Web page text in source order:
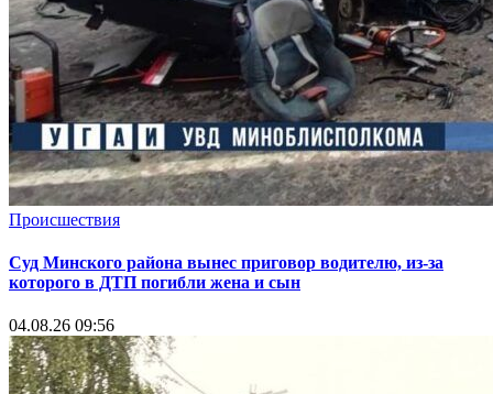
Происшествия
Суд Минского района вынес приговор водителю, из-за
которого в ДТП погибли жена и сын
04.08.26 09:56